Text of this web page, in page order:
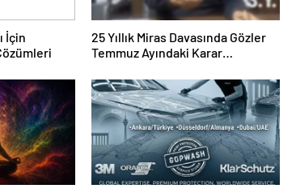
İçin
25 Yıllık Miras Davasında Gözler
Temmuz Ayındaki Karar